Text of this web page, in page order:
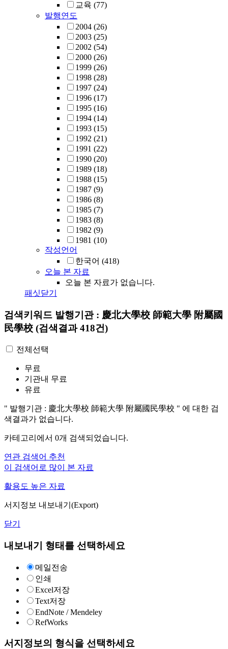
교육 (77)
발행연도
2004 (26)
2003 (25)
2002 (54)
2000 (26)
1999 (26)
1998 (28)
1997 (24)
1996 (17)
1995 (16)
1994 (14)
1993 (15)
1992 (21)
1991 (22)
1990 (20)
1989 (18)
1988 (15)
1987 (9)
1986 (8)
1985 (7)
1983 (8)
1982 (9)
1981 (10)
작성언어
한국어 (418)
오늘 본 자료
오늘 본 자료가 없습니다.
패싯닫기
검색키워드 발행기관 : 慶北大學校 師範大學 附屬國
民學校 (검색결과 418건)
전체선택
무료
기관내 무료
유료
" 발행기관 : 慶北大學校 師範大學 附屬國民學校 " 에 대한 검
색결과가 없습니다.
카테고리에서 0개 검색되었습니다.
연관 검색어 추천
이 검색어로 많이 본 자료
활용도 높은 자료
서지정보 내보내기(Export)
닫기
내보내기 형태를 선택하세요
메일전송
인쇄
Excel저장
Text저장
EndNote / Mendeley
RefWorks
서지정보의 형식을 선택하세요